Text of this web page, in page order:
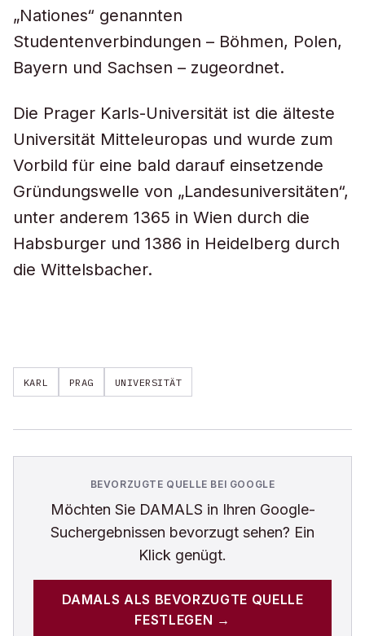
„Nationes“ genannten
Studentenverbindungen – Böhmen, Polen,
Bayern und Sachsen – zugeordnet.
Die Prager Karls-Universität ist die älteste
Universität Mitteleuropas und wurde zum
Vorbild für eine bald darauf einsetzende
Gründungswelle von „Landesuniversitäten“,
unter anderem 1365 in Wien durch die
Habsburger und 1386 in Heidelberg durch
die Wittelsbacher.
KARL PRAG UNIVERSITÄT
BEVORZUGTE QUELLE BEI GOOGLE
Möchten Sie DAMALS in Ihren Google-
Suchergebnissen bevorzugt sehen? Ein
Klick genügt.
DAMALS ALS BEVORZUGTE QUELLE
FESTLEGEN →